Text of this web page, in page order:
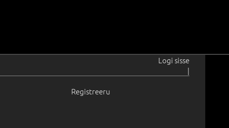
Logi sisse
|
Registreeru